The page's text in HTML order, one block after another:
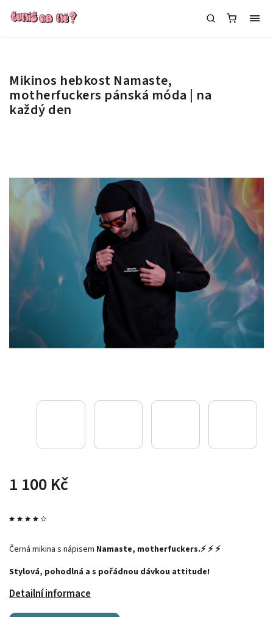
Mikinos hebkost Namaste,
motherfuckers pánská móda | na
každý den
1 100 Kč
Černá mikina s nápisem Namaste, motherfuckers.⚡ ⚡ ⚡
Stylová, pohodlná a s pořádnou dávkou attitude!
Detailní informace